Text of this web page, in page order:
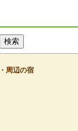
周辺の宿